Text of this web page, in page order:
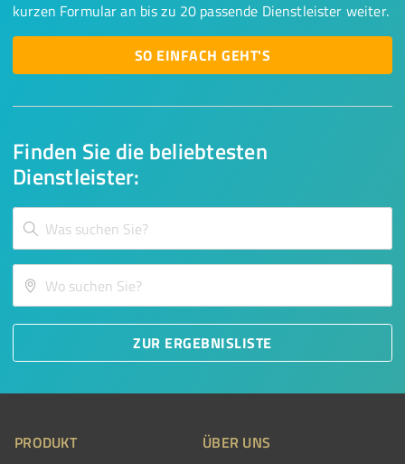
Finden Sie die beliebtesten
Dienstleister:
ZUR ERGEBNISLISTE
kurzen Formular an bis zu 20 passende Dienstleister weiter.
SO EINFACH GEHT'S
PRODUKT ÜBER UNS